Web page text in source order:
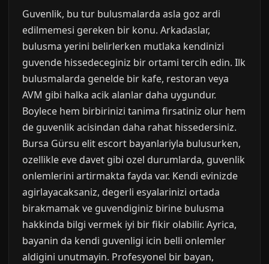
Guvenlik, bu tur bulusmalarda asla goz ardi
edilmemesi gereken bir konu. Arkadaslar,
bulusma yerini belirlerken mutlaka kendinizi
guvende hissedeceginiz bir ortami tercih edin. Ilk
bulusmalarda genelde bir kafe, restoran veya
AVM gibi halka acik alanlar daha uygundur.
Boylece hem birbirinizi tanima firsatiniz olur hem
de guvenlik acisindan daha rahat hissedersiniz.
Bursa Gürsu elit escort bayanlariyla bulusurken,
ozellikle eve davet gibi ozel durumlarda, guvenlik
onlemlerini artirmakta fayda var. Kendi evinizde
agirlayacaksaniz, degerli esyalarinizi ortada
birakmamak ve guvendiginiz birine bulusma
hakkinda bilgi vermek iyi bir fikir olabilir. Ayrica,
bayanin da kendi guvenligi icin belli onlemler
aldigini unutmayin. Profesyonel bir bayan,